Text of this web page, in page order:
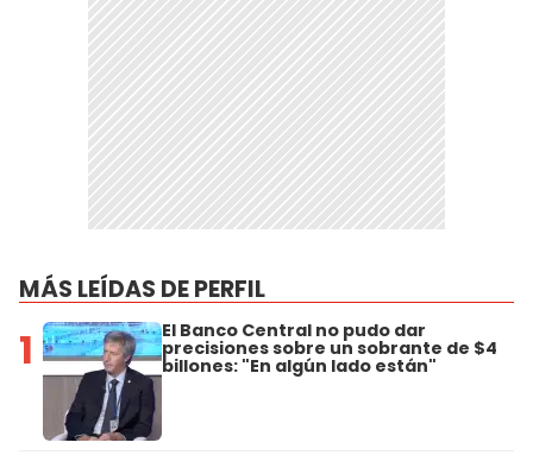
MÁS LEÍDAS DE PERFIL
1 El Banco Central no pudo dar
precisiones sobre un sobrante de $4
billones: "En algún lado están"